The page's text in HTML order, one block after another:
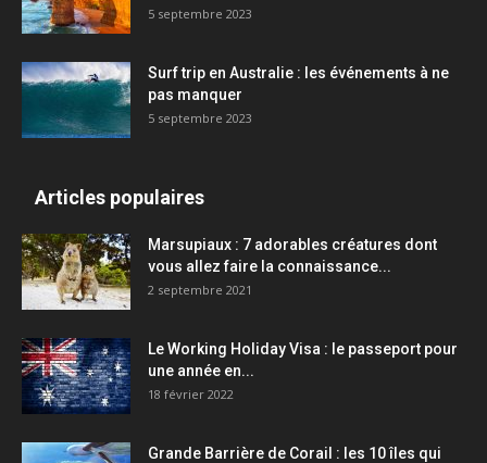
5 septembre 2023
Surf trip en Australie : les événements à ne
pas manquer
5 septembre 2023
Articles populaires
Marsupiaux : 7 adorables créatures dont
vous allez faire la connaissance...
2 septembre 2021
Le Working Holiday Visa : le passeport pour
une année en...
18 février 2022
Grande Barrière de Corail : les 10 îles qui